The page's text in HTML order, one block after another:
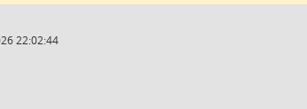
22:02:44